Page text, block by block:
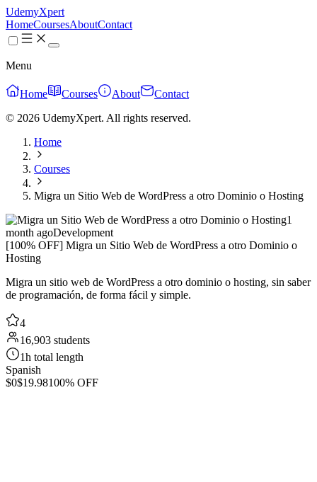
UdemyXpert
HomeCoursesAboutContact
Menu
Home Courses About
Contact
© 2026 UdemyXpert. All rights reserved.
Home
Courses
Migra un Sitio Web de WordPress a otro Dominio o Hosting
1
month agoDevelopment
[100% OFF] Migra un Sitio Web de WordPress a otro Dominio o
Hosting
Migra un sitio web de WordPress a otro dominio o hosting, sin saber
de programación, de forma fácil y simple.
4
16,903 students
1h total length
Spanish
$0$19.98100% OFF